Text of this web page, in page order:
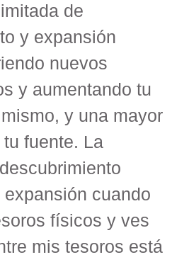
de
y expansión
nuevos
y aumentando tu
y una mayor
fuente. La
cuando
físicos y ves
mis tesoros está